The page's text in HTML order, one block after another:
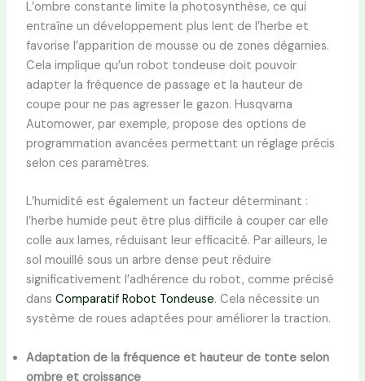
L’ombre constante limite la photosynthèse, ce qui
entraîne un développement plus lent de l’herbe et
favorise l’apparition de mousse ou de zones dégarnies.
Cela implique qu’un robot tondeuse doit pouvoir
adapter la fréquence de passage et la hauteur de
coupe pour ne pas agresser le gazon. Husqvarna
Automower, par exemple, propose des options de
programmation avancées permettant un réglage précis
selon ces paramètres.
L’humidité est également un facteur déterminant :
l’herbe humide peut être plus difficile à couper car elle
colle aux lames, réduisant leur efficacité. Par ailleurs, le
sol mouillé sous un arbre dense peut réduire
significativement l’adhérence du robot, comme précisé
dans Comparatif Robot Tondeuse. Cela nécessite un
système de roues adaptées pour améliorer la traction.
Adaptation de la fréquence et hauteur de tonte selon
ombre et croissance